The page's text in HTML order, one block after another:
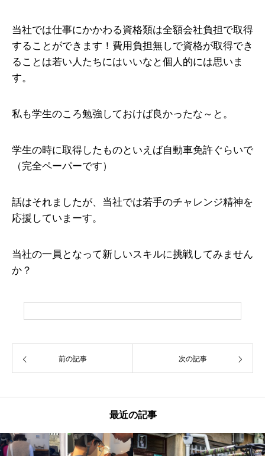
当社では仕事にかかわる資格類は全額会社負担で取得
することができます！費用負担無しで資格が取得でき
ることは若い人たちにはいいなと個人的には思いま
す。
私も学生のころ勉強しておけば良かったな～と。
学生の時に取得したものといえば自動車免許ぐらいで
（完全ペーパーです）
話はそれましたが、当社では若手のチャレンジ精神を
応援していまーす。
当社の一員となって新しいスキルに挑戦してみません
か？
前の記事 次の記事
最近の記事